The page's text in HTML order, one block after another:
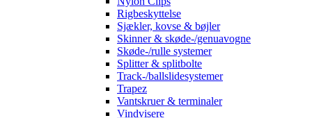
Rigbeskyttelse
Sjækler, kovse & bøjler
Skinner & skøde-/genuavogne
Skøde-/rulle systemer
Splitter & splitbolte
Track-/ballslidesystemer
Trapez
Vantskruer & terminaler
Vindvisere